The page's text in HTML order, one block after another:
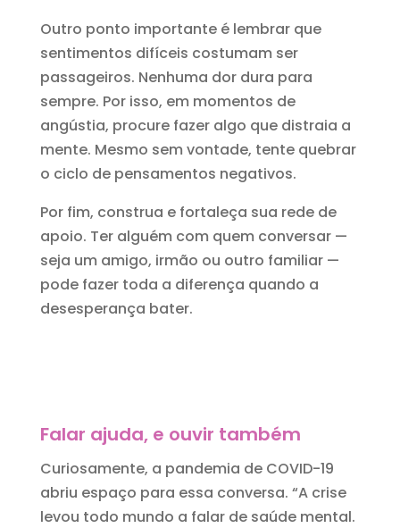
Outro ponto importante é lembrar que
sentimentos difíceis costumam ser
passageiros. Nenhuma dor dura para
sempre. Por isso, em momentos de
angústia, procure fazer algo que distraia a
mente. Mesmo sem vontade, tente quebrar
o ciclo de pensamentos negativos.
Por fim, construa e fortaleça sua rede de
apoio. Ter alguém com quem conversar —
seja um amigo, irmão ou outro familiar —
pode fazer toda a diferença quando a
desesperança bater.
Falar ajuda, e ouvir também
Curiosamente, a pandemia de COVID-19
abriu espaço para essa conversa. “A crise
levou todo mundo a falar de saúde mental.